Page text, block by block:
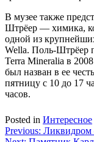
В музее также
Штрёер — химика,
одной из
Wella. Поль-Штрёер
Terra Mineralia в
был назван в ее
пятницу с 10 до 17
часов.
Posted in Интересное
Навигация
Previous: Ликвидром